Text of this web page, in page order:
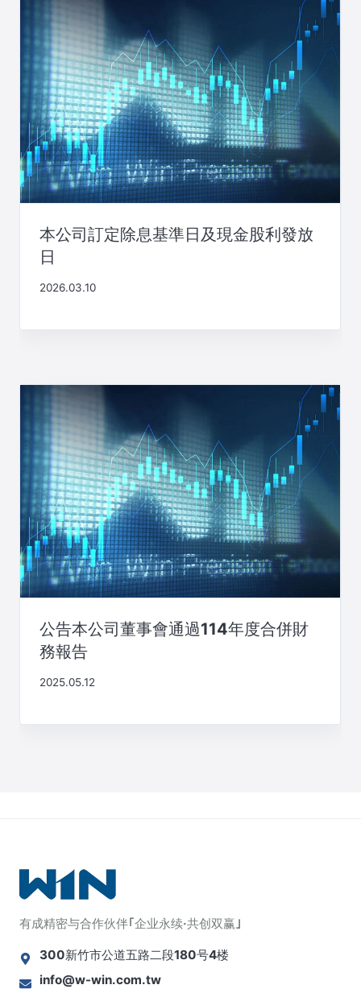
本公司訂定除息基準日及現金股利發放
日
2026.03.10
公告本公司董事會通過114年度合併財
務報告
2025.05.12
有成精密与合作伙伴｢企业永续·共创双赢｣
300新竹市公道五路二段180号4楼
info@w-win.com.tw